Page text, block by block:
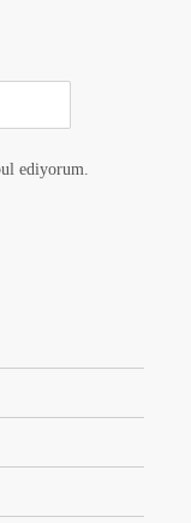
ediyorum.